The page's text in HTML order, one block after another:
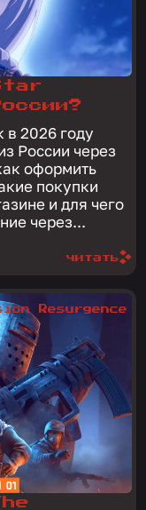
в 2026 году
России через
оформить
покупки
и для чего
Пополнение через...
читать
Resurgence